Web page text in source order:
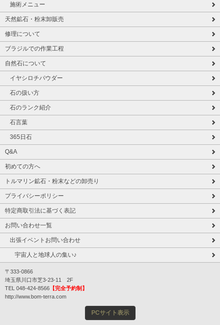
施術メニュー
天然鉱石・粉末卸販売
修理について
ブラジルでの作業工程
自然石について
イヤシロチパウダー
石の扱い方
石のランク紹介
石言葉
365日石
Q&A
初めての方へ
トルマリン鉱石・粉末などの卸売り
プライバシーポリシー
特定商取引法に基づく表記
お問い合わせ一覧
出張イベントお問い合わせ
宇宙人と地球人の集い♪
〒333-0866
埼玉県川口市芝3-23-11 2F
TEL 048-424-8566 【完全予約制】
http://www.bom-terra.com
PCサイト表示